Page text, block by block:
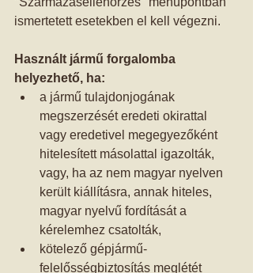
ismertetett esetekben el kell végezni.
Használt jármű forgalomba
helyezhető, ha:
a jármű tulajdonjogának
megszerzését eredeti okirattal
vagy eredetivel megegyezőként
hitelesített másolattal igazolták,
vagy, ha az nem magyar nyelven
került kiállításra, annak hiteles,
magyar nyelvű fordítását a
kérelemhez csatolták,
kötelező gépjármű-
felelősségbiztosítás meglétét